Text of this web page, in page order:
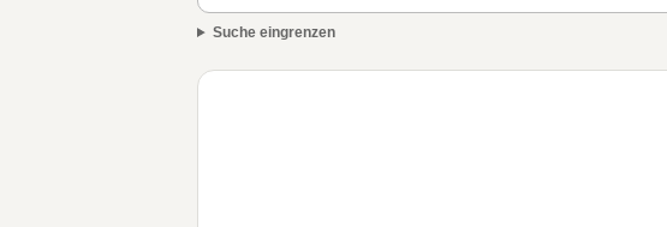
Suche eingrenzen